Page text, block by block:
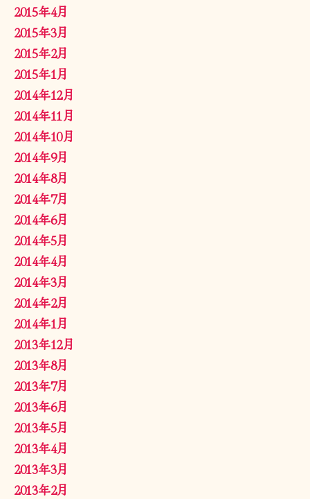
2015年4月
2015年3月
2015年2月
2015年1月
2014年12月
2014年11月
2014年10月
2014年9月
2014年8月
2014年7月
2014年6月
2014年5月
2014年4月
2014年3月
2014年2月
2014年1月
2013年12月
2013年8月
2013年7月
2013年6月
2013年5月
2013年4月
2013年3月
2013年2月